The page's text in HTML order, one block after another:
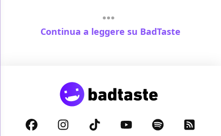
Continua a leggere su BadTaste